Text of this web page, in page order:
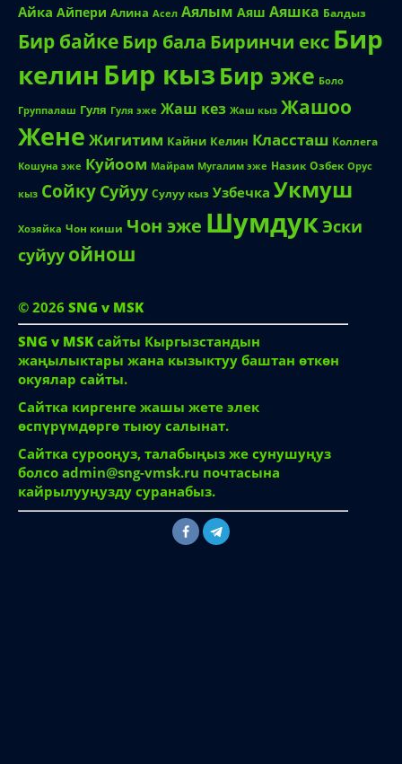
Айка Айпери Алина Асел Аялым Аяш Аяшка Балдыз
Бир байкеБир бала Биринчи екс Бир
келин Бир кыз Бир эже Боло
Группалаш Гуля Гуля эже Жаш кез Жаш кыз Жашоо
Жене Жигитим Кайни Келин Классташ Коллега
Кошуна эже Куйоом Майрам Мугалим эже Назик Озбек Орус
кыз Сойку Суйуу Сулуу кыз Узбечка Укмуш
Хозяйка Чон киши Чон эже ШумдукЭски
суйуу ойнош
© 2026 SNG v MSK
SNG v MSK сайты Кыргызстандын
жаңылыктары жана кызыктуу баштан өткөн
окуялар сайты.
Сайтка киргенге жашы жете элек
өспүрүмдөргө тыюу салынат.
Сайтка сурооңуз, талабыңыз же сунушуңуз
болсо admin@sng-vmsk.ru почтасына
кайрылууңузду суранабыз.